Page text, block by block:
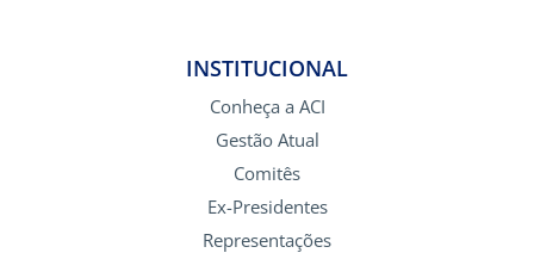
INSTITUCIONAL
Conheça a ACI
Gestão Atual
Comitês
Ex-Presidentes
Representações